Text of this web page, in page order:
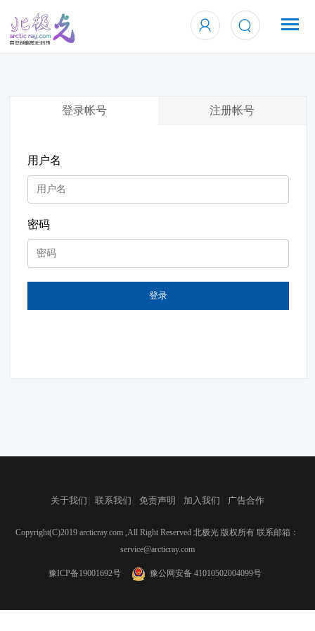
登录帐号 注册帐号
用户名
密码
登录
关于我们 联系我们 免责声明 加入我们 广告合作
Copyright(C)2019 arcticray.com ,All Right Reserved 北极光 版权所有 联系邮箱：
service@arcticray.com
豫ICP备19001692号 豫公网安备 41010502004099号